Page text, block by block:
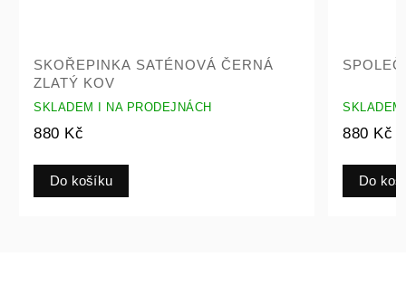
SKOŘEPINKA SATÉNOVÁ ČERNÁ
ZLATÝ KOV
SKLADEM I NA PRODEJNÁCH
880 Kč
Do košíku
SKLADEM
880 Kč
Do